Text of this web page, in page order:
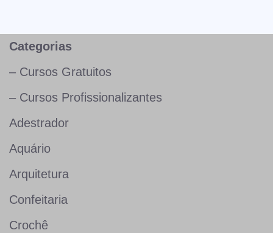
Categorias
– Cursos Gratuitos
– Cursos Profissionalizantes
Adestrador
Aquário
Arquitetura
Confeitaria
Crochê